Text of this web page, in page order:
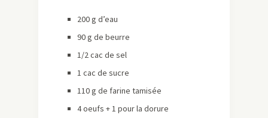
200 g d’eau
90 g de beurre
1/2 cac de sel
1 cac de sucre
110 g de farine tamisée
4 oeufs + 1 pour la dorure